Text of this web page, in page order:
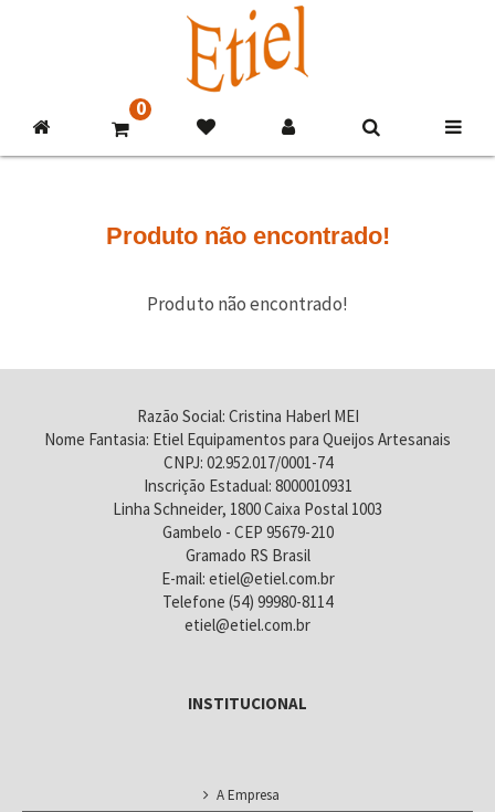
0
Produto não encontrado!
Produto não encontrado!
Razão Social: Cristina Haberl MEI
Nome Fantasia: Etiel Equipamentos para Queijos Artesanais
CNPJ: 02.952.017/0001-74
Inscrição Estadual: 8000010931
Linha Schneider, 1800 Caixa Postal 1003
Gambelo - CEP 95679-210
Gramado RS Brasil
E-mail: etiel@etiel.com.br
Telefone (54) 99980-8114
etiel@etiel.com.br
INSTITUCIONAL
A Empresa